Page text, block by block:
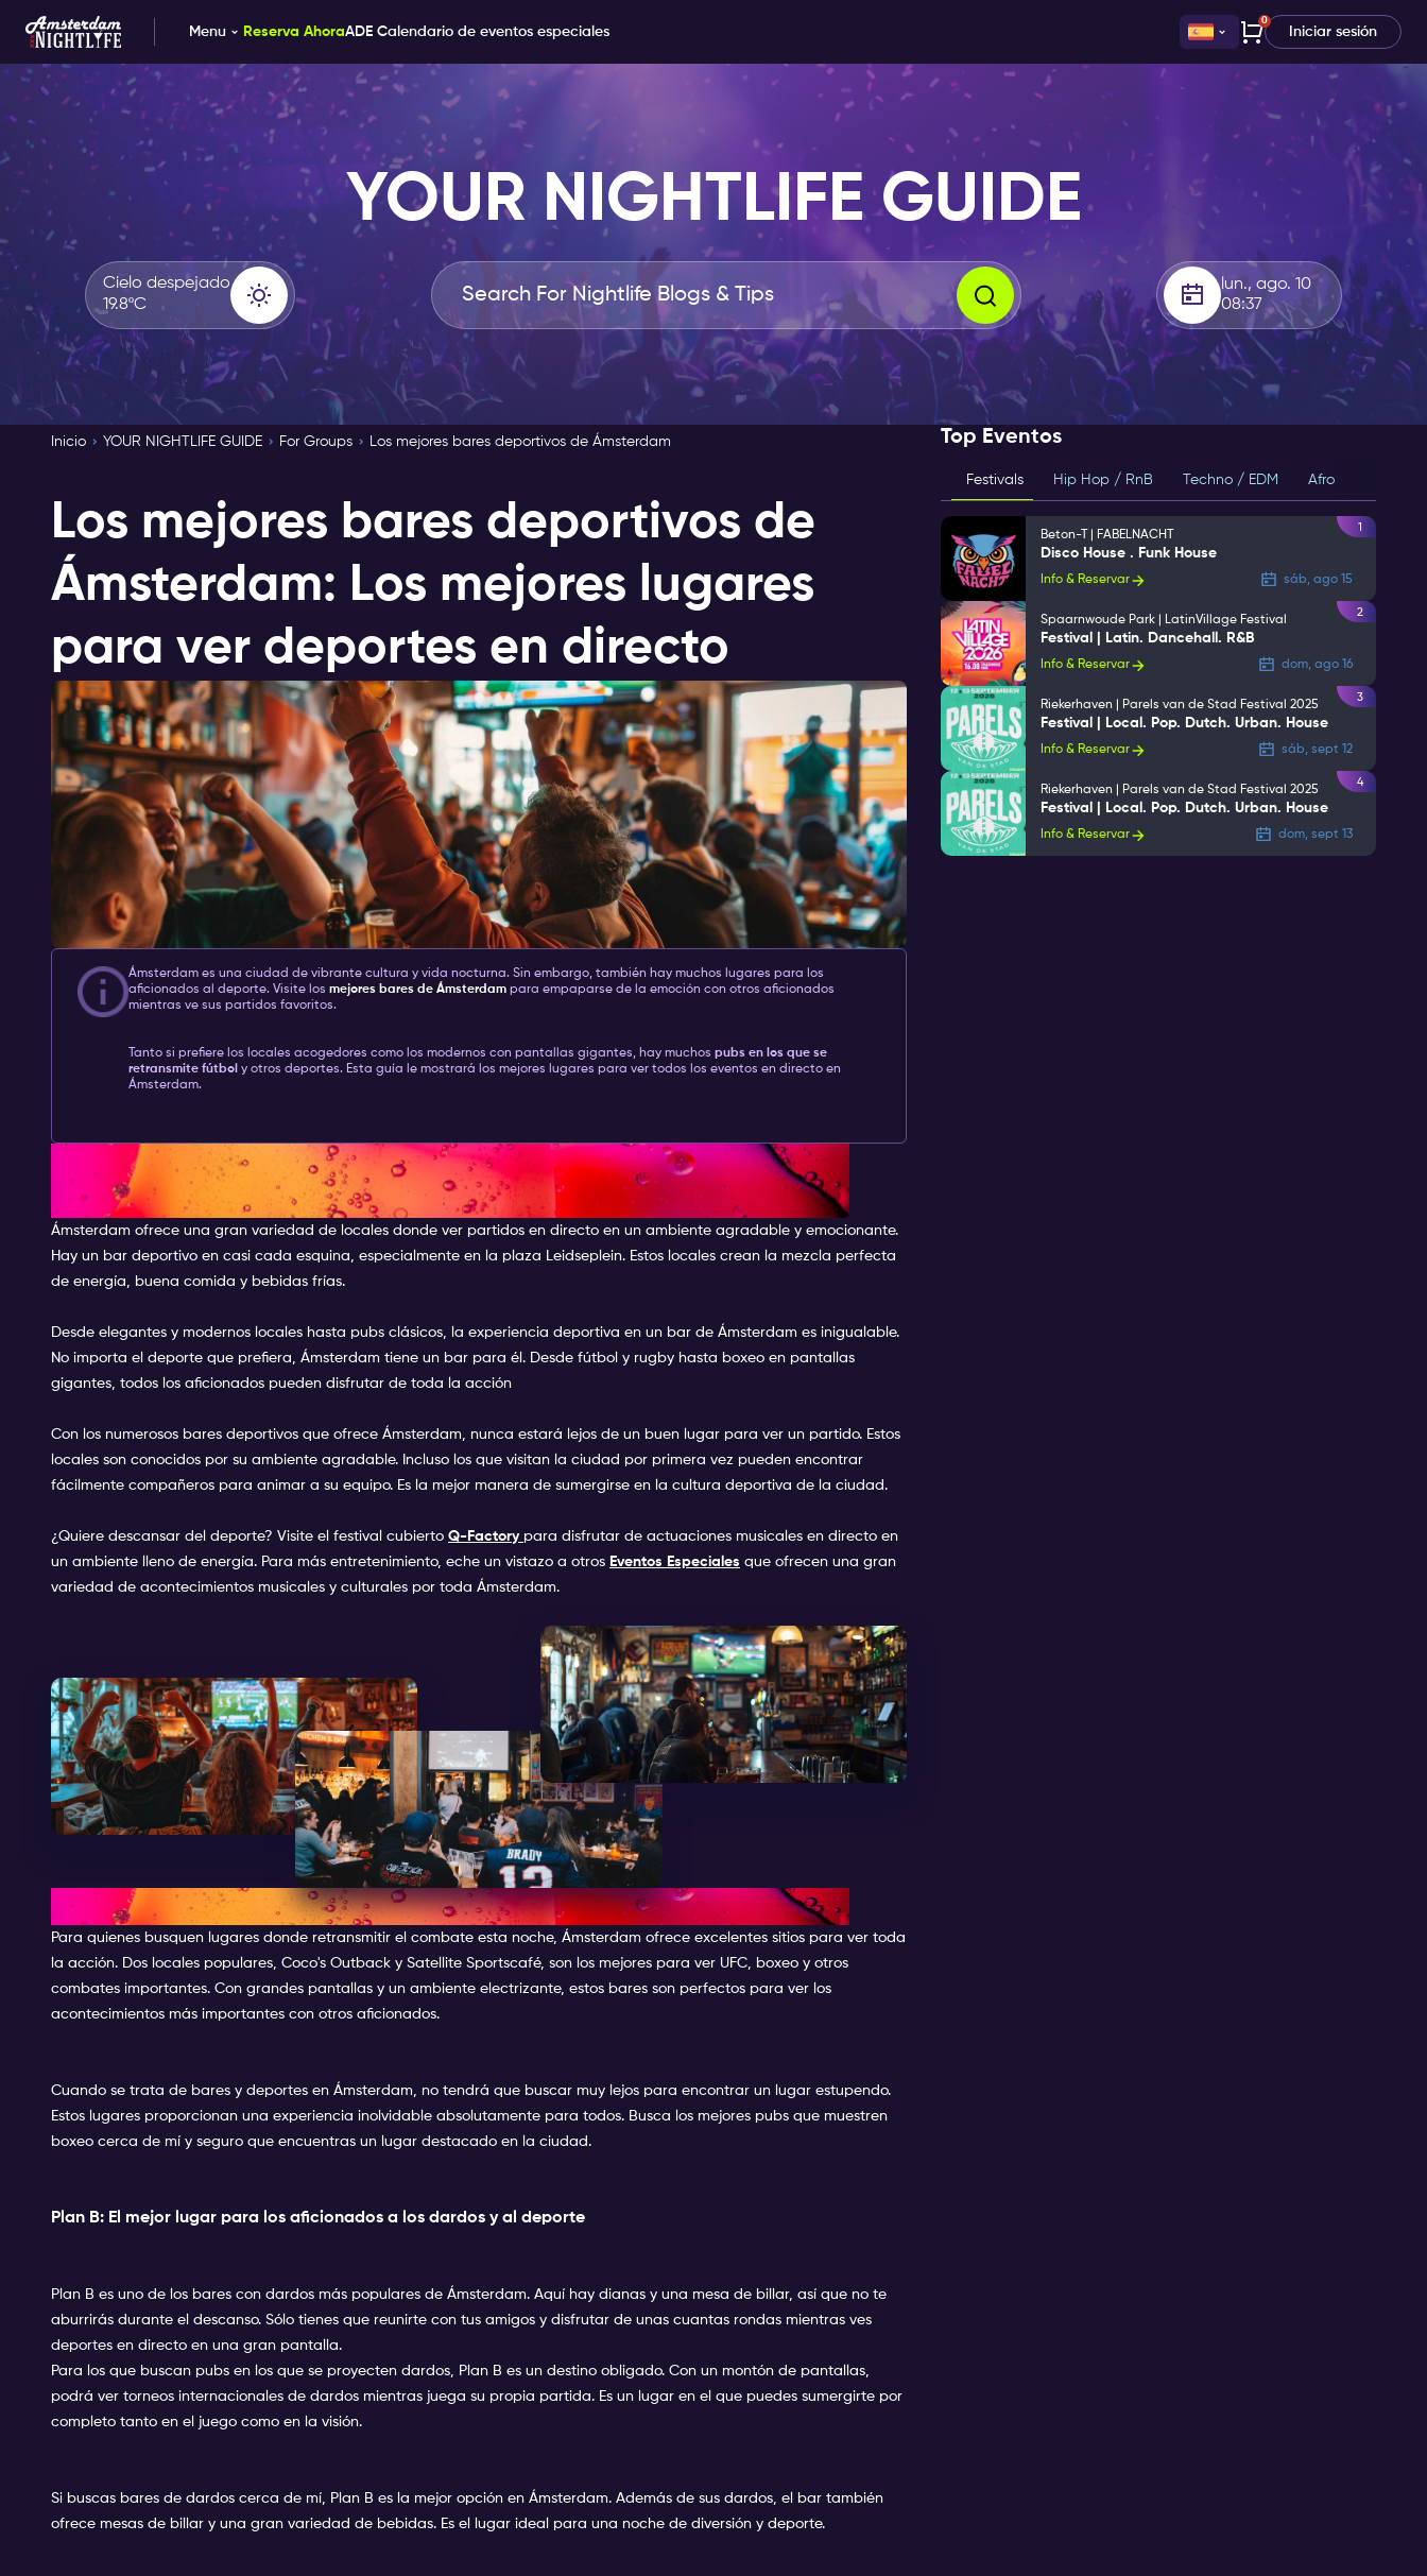
Menu Reserva AhoraADE Calendario de eventos especiales
0
Iniciar sesión
YOUR NIGHTLIFE GUIDE
Cielo despejado
19.8ºC
lun., ago. 10
08:37
Inicio YOUR NIGHTLIFE GUIDE For Groups Los mejores bares deportivos de Ámsterdam
Los mejores bares deportivos de
Ámsterdam: Los mejores lugares
para ver deportes en directo
Ámsterdam es una ciudad de vibrante cultura y vida nocturna. Sin embargo, también hay muchos lugares para los
aficionados al deporte. Visite los mejores bares de Ámsterdam para empaparse de la emoción con otros aficionados
mientras ve sus partidos favoritos.
Tanto si prefiere los locales acogedores como los modernos con pantallas gigantes, hay muchos pubs en los que se
retransmite fútbol y otros deportes. Esta guía le mostrará los mejores lugares para ver todos los eventos en directo en
Ámsterdam.
Sports Bar Amsterdam: Un centro para los aficionados al
deporte en directo
Ámsterdam ofrece una gran variedad de locales donde ver partidos en directo en un ambiente agradable y emocionante.
Hay un bar deportivo en casi cada esquina, especialmente en la plaza Leidseplein. Estos locales crean la mezcla perfecta
de energía, buena comida y bebidas frías.
Desde elegantes y modernos locales hasta pubs clásicos, la experiencia deportiva en un bar de Ámsterdam es inigualable.
No importa el deporte que prefiera, Ámsterdam tiene un bar para él. Desde fútbol y rugby hasta boxeo en pantallas
gigantes, todos los aficionados pueden disfrutar de toda la acción
Con los numerosos bares deportivos que ofrece Ámsterdam, nunca estará lejos de un buen lugar para ver un partido. Estos
locales son conocidos por su ambiente agradable. Incluso los que visitan la ciudad por primera vez pueden encontrar
fácilmente compañeros para animar a su equipo. Es la mejor manera de sumergirse en la cultura deportiva de la ciudad.
¿Quiere descansar del deporte? Visite el festival cubierto Q-Factory para disfrutar de actuaciones musicales en directo en
un ambiente lleno de energía. Para más entretenimiento, eche un vistazo a otros Eventos Especiales que ofrecen una gran
variedad de acontecimientos musicales y culturales por toda Ámsterdam.
En qué bares se verá el combate esta noche
Para quienes busquen lugares donde retransmitir el combate esta noche, Ámsterdam ofrece excelentes sitios para ver toda
la acción. Dos locales populares, Coco's Outback y Satellite Sportscafé, son los mejores para ver UFC, boxeo y otros
combates importantes. Con grandes pantallas y un ambiente electrizante, estos bares son perfectos para ver los
acontecimientos más importantes con otros aficionados.
Cuando se trata de bares y deportes en Ámsterdam, no tendrá que buscar muy lejos para encontrar un lugar estupendo.
Estos lugares proporcionan una experiencia inolvidable absolutamente para todos. Busca los mejores pubs que muestren
boxeo cerca de mí y seguro que encuentras un lugar destacado en la ciudad.
Plan B: El mejor lugar para los aficionados a los dardos y al deporte
Plan B es uno de los bares con dardos más populares de Ámsterdam. Aquí hay dianas y una mesa de billar, así que no te
aburrirás durante el descanso. Sólo tienes que reunirte con tus amigos y disfrutar de unas cuantas rondas mientras ves
deportes en directo en una gran pantalla.
Para los que buscan pubs en los que se proyecten dardos, Plan B es un destino obligado. Con un montón de pantallas,
podrá ver torneos internacionales de dardos mientras juega su propia partida. Es un lugar en el que puedes sumergirte por
completo tanto en el juego como en la visión.
Si buscas bares de dardos cerca de mí, Plan B es la mejor opción en Ámsterdam. Además de sus dardos, el bar también
ofrece mesas de billar y una gran variedad de bebidas. Es el lugar ideal para una noche de diversión y deporte.
Top Eventos
Festivals Hip Hop / RnB Techno / EDM Afro
Beton-T | FABELNACHT
Disco House . Funk House
Info & Reservar sáb, ago 15
1
Spaarnwoude Park | LatinVillage Festival
Festival | Latin. Dancehall. R&B
Info & Reservar dom, ago 16
2
Riekerhaven | Parels van de Stad Festival 2025
Festival | Local. Pop. Dutch. Urban. House
Info & Reservar sáb, sept 12
3
Riekerhaven | Parels van de Stad Festival 2025
Festival | Local. Pop. Dutch. Urban. House
Info & Reservar dom, sept 13
4